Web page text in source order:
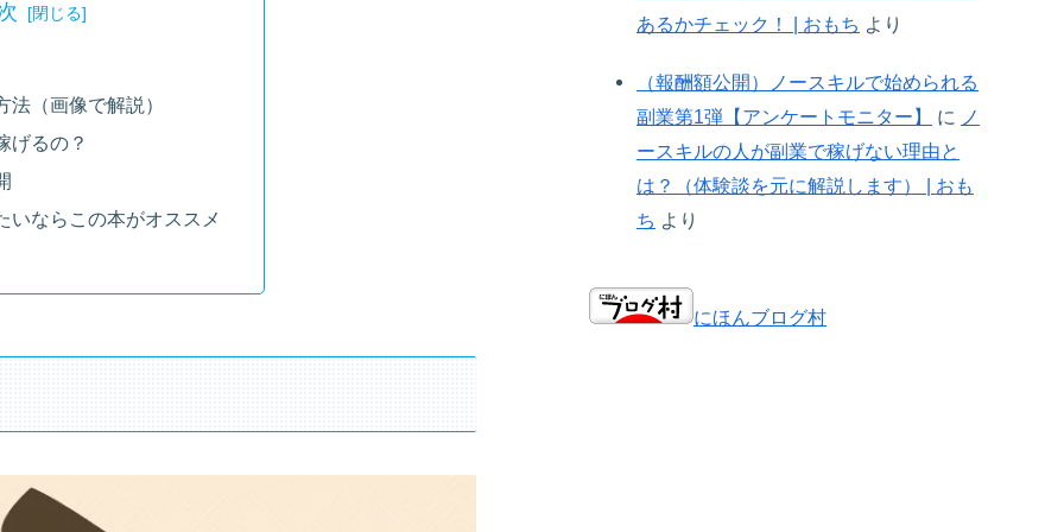
（画像で解説）
げるの？
いならこの本がオススメ
あるかチェック！ | おもち より
（報酬額公開）ノースキルで始められる
副業第1弾【アンケートモニター】
に ノ
ースキルの人が副業で稼げない理由と
は？（体験談を元に解説します） | おも
ち より
にほんブログ村